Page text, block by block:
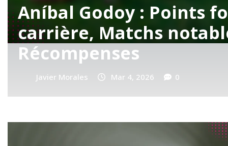
José Luis Garcés :
internationales,
clés, Réalisations
Javier Morales Mar 4, 2026